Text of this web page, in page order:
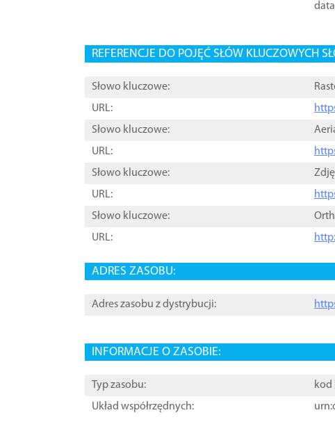
data
REFERENCJE DO POJĘĆ SŁÓW KLUCZOWYCH
Słowo kluczowe:
URL:
Słowo kluczowe:
URL:
Słowo kluczowe:
URL:
Słowo kluczowe:
URL:
ADRES ZASOBU:
Adres zasobu z dystrybucji:
INFORMACJE O ZASOBIE:
Typ zasobu: kod [
Układ współrzędnych: